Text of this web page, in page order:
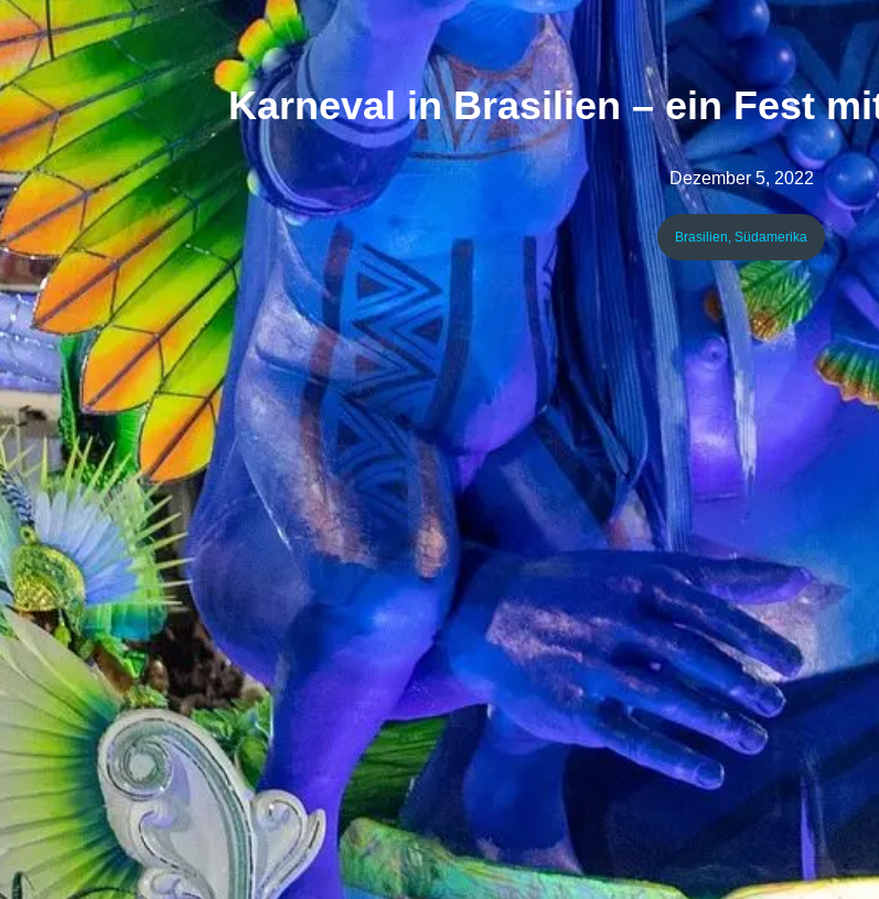
Karneval in Brasilien – ein Fest
Dezember 5, 2022
Brasilien, Südamerika